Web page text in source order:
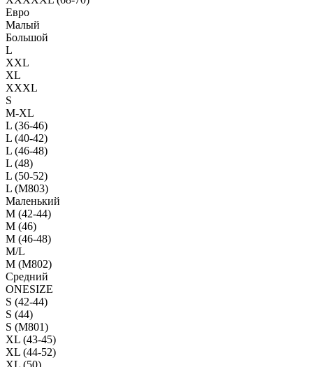
Евро
Малый
Большой
L
XXL
XL
XXXL
S
M-XL
L (36-46)
L (40-42)
L (46-48)
L (48)
L (50-52)
L (M803)
Маленький
М (42-44)
M (46)
M (46-48)
M/L
M (M802)
Средний
ONESIZE
S (42-44)
S (44)
S (M801)
XL (43-45)
XL (44-52)
XL (50)